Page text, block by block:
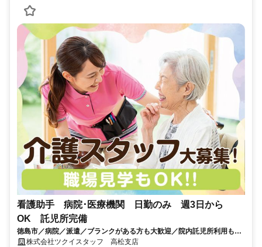
看護助手 病院･医療機関 日勤のみ 週3日から
OK 託児所完備
徳島市／病院／派遣／ブランクがある方も大歓迎／院内託児所利用も相
談可！派遣から直接雇用切替も相談可！/6053_392458
株式会社ツクイスタッフ 高松支店